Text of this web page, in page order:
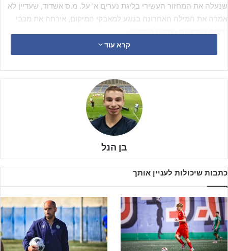
שנעלה את המחזור העשירי בליגת נערים א' על. מ.ס אשדוד, שעדיין לא
אמרה את המילה האחרונה בנוגע למאבקי המיקום, אירחה את מכבי
קרא עוד
בן הנל
כתבות שיכולות לעניין אותך